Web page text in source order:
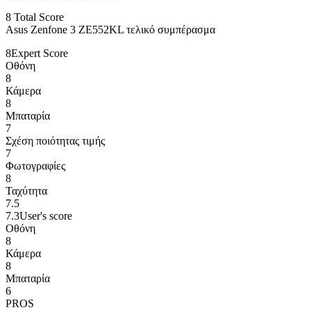
8 Total Score
Asus Zenfone 3 ZE552KL τελικό συμπέρασμα
8Expert Score
Οθόνη
8
Κάμερα
8
Μπαταρία
7
Σχέση ποιότητας τιμής
7
Φωτογραφίες
8
Ταχύτητα
7.5
7.3User's score
Οθόνη
8
Κάμερα
8
Μπαταρία
6
PROS